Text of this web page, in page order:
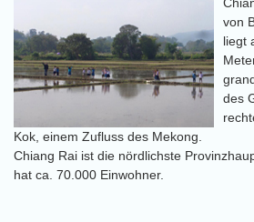
von
liegt
des
Kok, einem Zufluss des Mekong.
Chiang Rai ist die nördlichste
hat ca. 70.000 Einwohner.